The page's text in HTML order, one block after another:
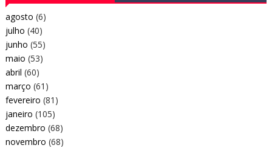
agosto (6)
julho (40)
junho (55)
maio (53)
abril (60)
março (61)
fevereiro (81)
janeiro (105)
dezembro (68)
novembro (68)